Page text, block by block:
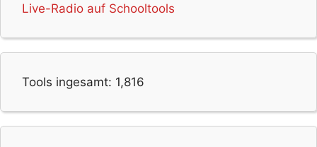
Live-Radio auf Schooltools
Tools ingesamt: 1,816